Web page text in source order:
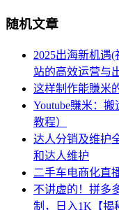
随机文章
2025出海新机遇
站的高效运营与
这样制作能賺米
Youtube賺米：
教程）
达人分销及维护
和达人维护
二手车电商化直
不讲虚的！拼多
制，日入1K【揭